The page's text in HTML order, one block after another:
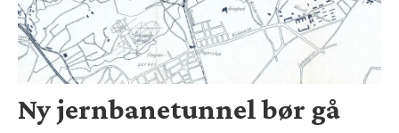
Ny jernbanetunnel bør gå